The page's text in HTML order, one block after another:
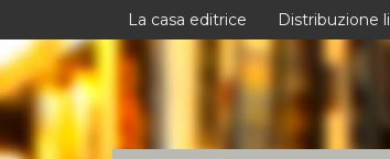
La casa editrice Distribuzione